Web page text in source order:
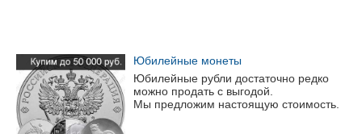
Юбилейные монеты
Юбилейные рубли достаточно редко
можно продать с выгодой.
Мы предложим настоящую стоимость.